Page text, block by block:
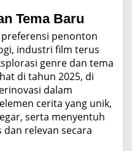
Tema Baru
penonton
industri film terus
genre dan tema
di tahun 2025, di
dalam
cerita yang unik,
serta menyentuh
relevan secara